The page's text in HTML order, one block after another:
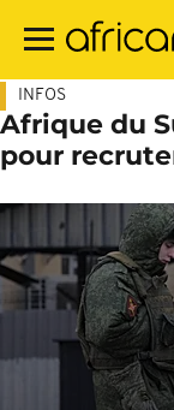
contenu
INFOS
Afrique du
pour